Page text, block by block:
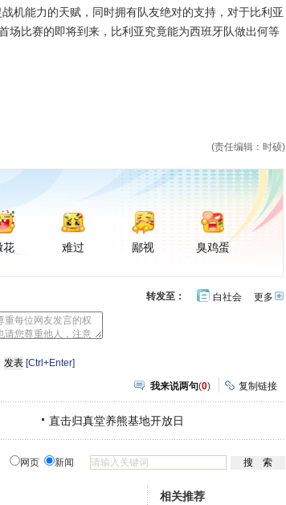
机能力的天赋，同时拥有队友绝对的支持，对于比利亚
场比赛的即将到来，比利亚究竟能为西班牙队做出何等
(责任编辑：时硕)
花 难过 鄙视 臭鸡蛋
更多开
转发至： 白社会
[Ctrl+Enter]
我来说两句(0) 复制链接
直击归真堂养熊基地开放日
网页 新闻
相关推荐